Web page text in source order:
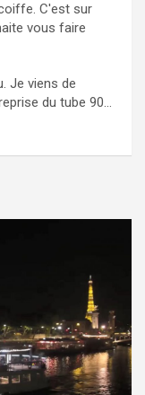
C'est sur
vous faire
Je viens de
du tube 90...